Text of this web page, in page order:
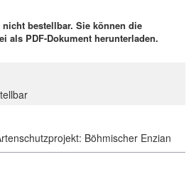
bestellbar. Sie können die
als PDF-Dokument herunterladen.
Böhmischer Enzian